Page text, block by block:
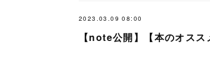
2023.03.09 08:00
【note公開】【本のオス